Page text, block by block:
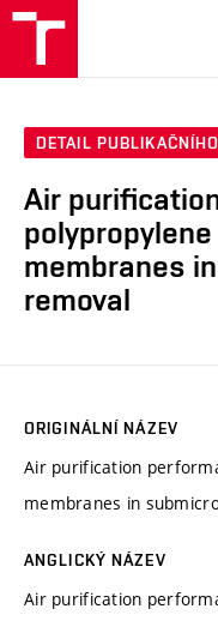
DETAIL
Air
membranes
removal
ORIGINÁLNÍ NÁZEV
Air purification
membranes in
ANGLICKÝ NÁZEV
Air purification